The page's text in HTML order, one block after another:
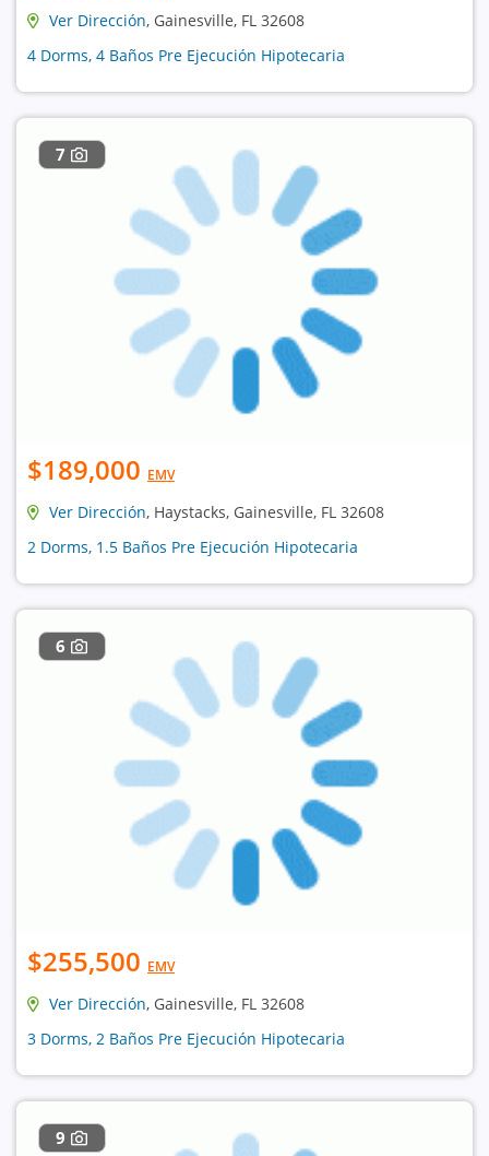
Ver Dirección, Gainesville, FL 32608
4 Dorms, 4 Baños Pre Ejecución Hipotecaria
7
$189,000 EMV
Ver Dirección, Haystacks, Gainesville, FL 32608
2 Dorms, 1.5 Baños Pre Ejecución Hipotecaria
6
$255,500 EMV
Ver Dirección, Gainesville, FL 32608
3 Dorms, 2 Baños Pre Ejecución Hipotecaria
9